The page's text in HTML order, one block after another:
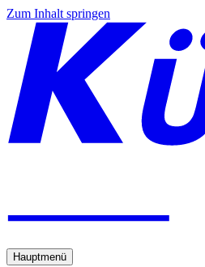
Zum Inhalt springen
Hauptmenü